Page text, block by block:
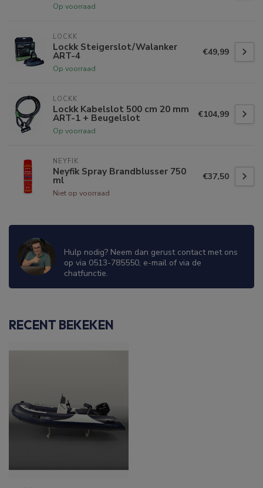
Op voorraad
LOCKK
Lockk Steigerslot/Walanker
ART-4
Op voorraad
€49,99
LOCKK
Lockk Kabelslot 500 cm 20 mm
ART-1 + Beugelslot
Op voorraad
€104,99
NEYFIK
Neyfik Spray Brandblusser 750
ml
Niet op voorraad
€37,50
Hulp nodig? Neem dan gerust contact met ons
op via 0513-785550, e-mail of via de
chatfunctie.
RECENT BEKEKEN